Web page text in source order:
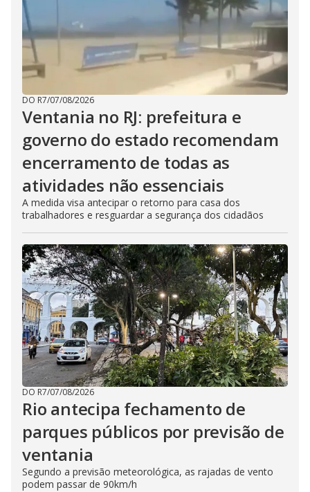
DO R7/07/08/2026
Ventania no RJ: prefeitura e
governo do estado recomendam
encerramento de todas as
atividades não essenciais
A medida visa antecipar o retorno para casa dos
trabalhadores e resguardar a segurança dos cidadãos
DO R7/07/08/2026
Rio antecipa fechamento de
parques públicos por previsão de
ventania
Segundo a previsão meteorológica, as rajadas de vento
podem passar de 90km/h